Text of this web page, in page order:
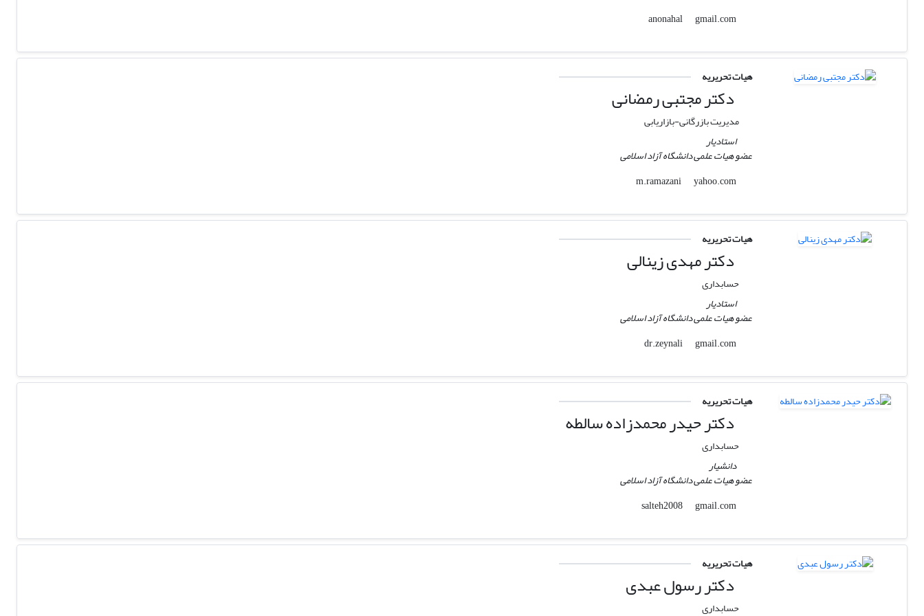
anonahal
gmail.com
هیات تحریریه
دکتر مجتبی رمضانی
مدیریت بازرگانی-بازاریابی
استادیار
عضو هیات علمی دانشگاه آزاد اسلامی
m.ramazani
yahoo.com
هیات تحریریه
دکتر مهدی زینالی
حسابداری
استادیار
عضو هیات علمی دانشگاه آزاد اسلامی
dr.zeynali
gmail.com
هیات تحریریه
دکتر حیدر محمدزاده سالطه
حسابداری
دانشیار
عضو هیات علمی دانشگاه آزاد اسلامی
salteh2008
gmail.com
هیات تحریریه
دکتر رسول عبدی
حسابداری